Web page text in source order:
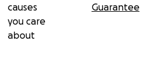
causes
you care
about
Guarantee